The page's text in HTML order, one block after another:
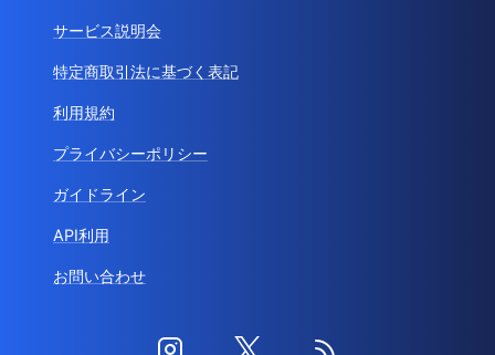
サービス説明会
特定商取引法に基づく表記
利用規約
プライバシーポリシー
ガイドライン
API利用
お問い合わせ